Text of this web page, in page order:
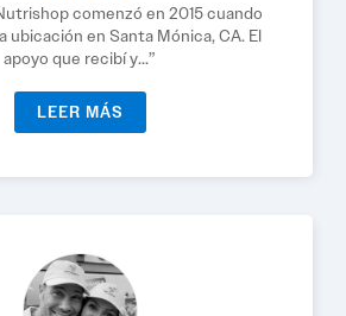
comenzó en 2015 cuando
ubicación en Santa Mónica, CA. El
apoyo que recibí y...”
LEER MÁS